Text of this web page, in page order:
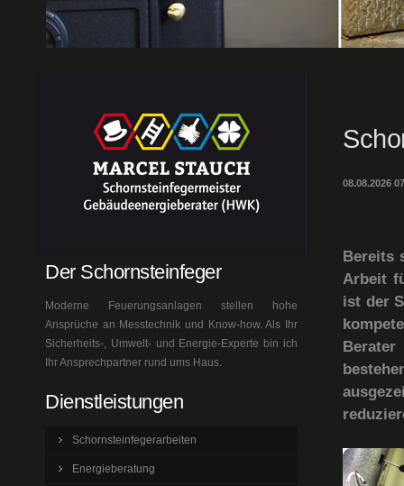
08.08.2026
Bereits
Arbeit
ist der
Der Schornsteinfeger
Moderne Feuerungsanlagen stellen hohe
Ansprüche an Messtechnik und Know-how. Als Ihr
Sicherheits-, Umwelt- und Energie-Experte bin ich
Ihr Ansprechpartner rund ums Haus.
Dienstleistungen
Schornsteinfegerarbeiten
Energieberatung